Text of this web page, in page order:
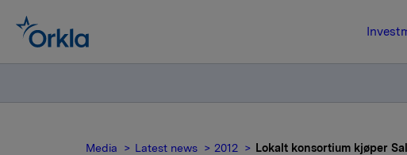
Media Latest news 2012 Lokalt konsortium kjøper